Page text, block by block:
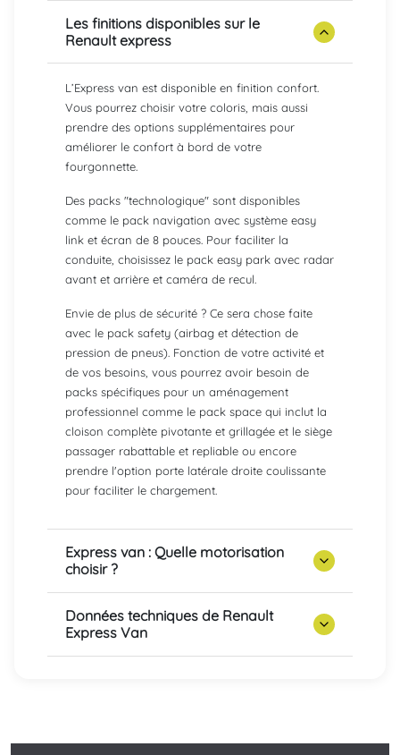
Les finitions disponibles sur le
Renault express
L’Express van est disponible en finition confort.
Vous pourrez choisir votre coloris, mais aussi
prendre des options supplémentaires pour
améliorer le confort à bord de votre
fourgonnette.
Des packs "technologique" sont disponibles
comme le pack navigation avec système easy
link et écran de 8 pouces. Pour faciliter la
conduite, choisissez le pack easy park avec radar
avant et arrière et caméra de recul.
Envie de plus de sécurité ? Ce sera chose faite
avec le pack safety (airbag et détection de
pression de pneus). Fonction de votre activité et
de vos besoins, vous pourrez avoir besoin de
packs spécifiques pour un aménagement
professionnel comme le pack space qui inclut la
cloison complète pivotante et grillagée et le siège
passager rabattable et repliable ou encore
prendre l'option porte latérale droite coulissante
pour faciliter le chargement.
Express van : Quelle motorisation
choisir ?
Données techniques de Renault
Express Van